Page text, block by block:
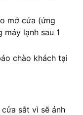
mở cửa (ứng
lạnh sau 1
chào khách tại
sắt vì sẽ ảnh